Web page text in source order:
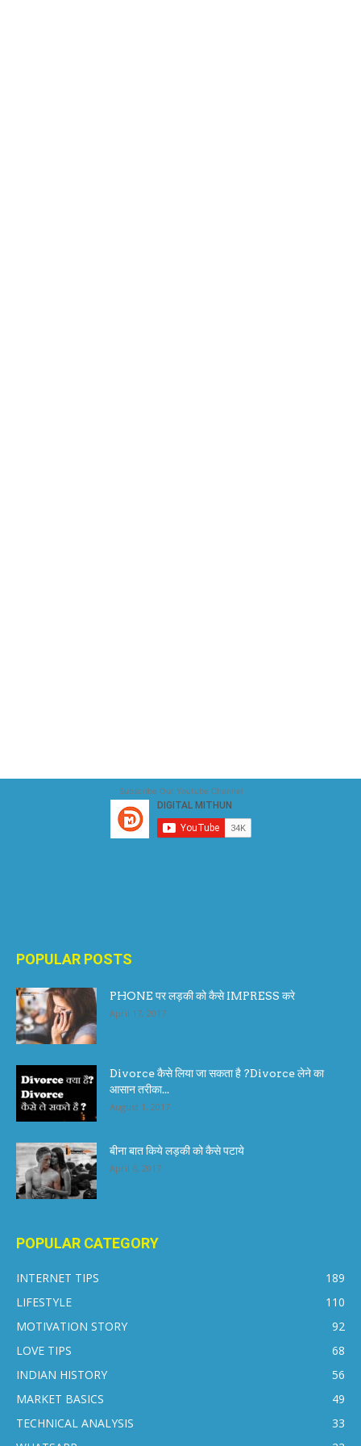
Subscribe Our Youtube Channel
POPULAR POSTS
PHONE पर लड़की को कैसे IMPRESS करे
April 17, 2017
Divorce कैसे लिया जा सकता है ?Divorce लेने का
आसान तरीका...
August 1, 2017
बीना बात किये लड़की को कैसे पटाये
April 6, 2017
POPULAR CATEGORY
INTERNET TIPS
189
LIFESTYLE
110
MOTIVATION STORY
92
LOVE TIPS
68
INDIAN HISTORY
56
MARKET BASICS
49
TECHNICAL ANALYSIS
33